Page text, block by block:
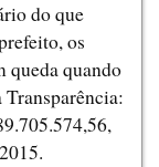
do que
os
queda quando